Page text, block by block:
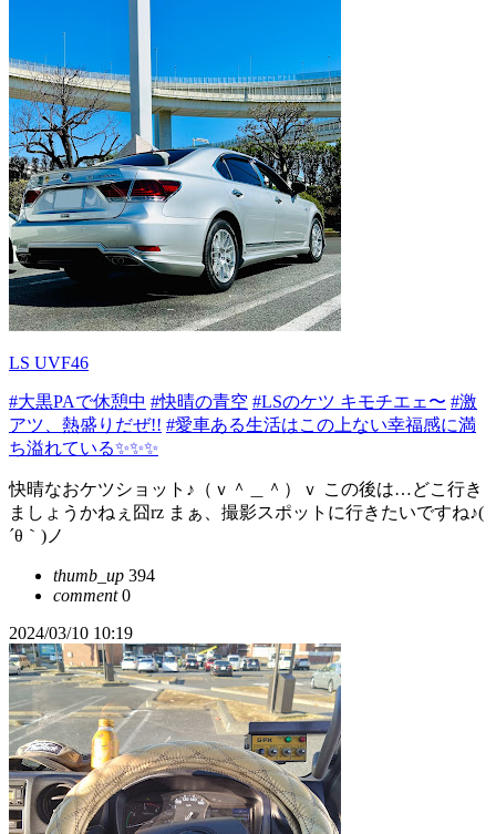
LS UVF46
#大黒PAで休憩中 #快晴の青空 #LSのケツ キモチエェ〜 #激
アツ、熱盛りだぜ!! #愛車ある生活はこの上ない幸福感に満
ち溢れている✨✨✨
快晴なおケツショット♪（ｖ＾＿＾）ｖ この後は…どこ行き
ましょうかねぇ囧rz まぁ、撮影スポットに行きたいですね♪(
´θ｀)ノ
thumb_up 394
comment0
2024/03/10 10:19